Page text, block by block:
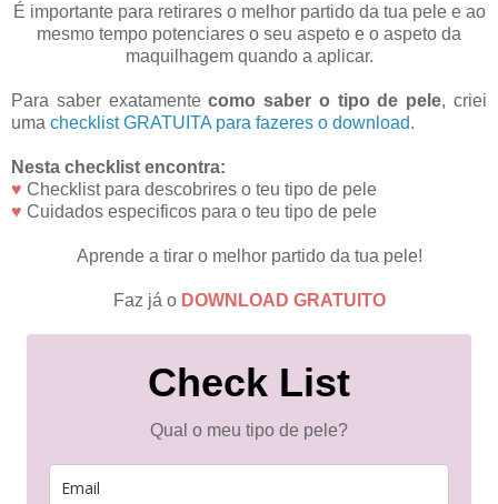
É importante para retirares o melhor partido da tua pele e ao
mesmo tempo potenciares o seu aspeto e o aspeto da
maquilhagem quando a aplicar.
Para saber exatamentecomo saber o tipo de pele, criei
uma checklist GRATUITA para fazeres o download.
Nesta checklist encontra:
♥ Checklist para descobrires o teu tipo de pele
♥ Cuidados especificos para o teu tipo de pele
Aprende a tirar o melhor partido da tua pele!
Faz já o DOWNLOAD GRATUITO
Check List
Qual o meu tipo de pele?